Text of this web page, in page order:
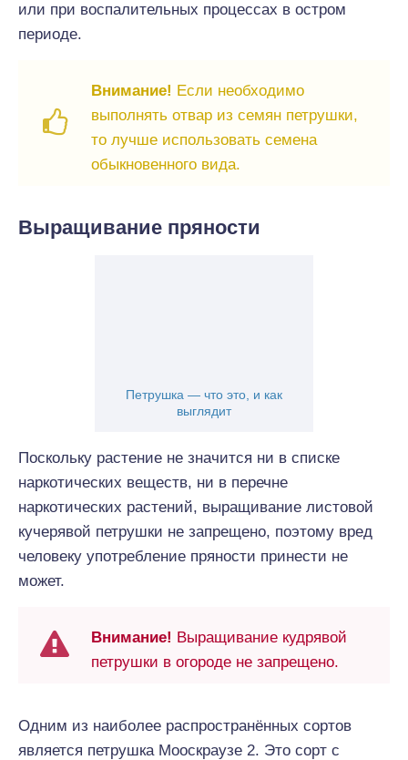
или при воспалительных процессах в остром
периоде.
Внимание! Если необходимо
выполнять отвар из семян петрушки,
то лучше использовать семена
обыкновенного вида.
Выращивание пряности
Петрушка — что это, и как
выглядит
Поскольку растение не значится ни в списке
наркотических веществ, ни в перечне
наркотических растений, выращивание листовой
кучерявой петрушки не запрещено, поэтому вред
человеку употребление пряности принести не
может.
Внимание! Выращивание кудрявой
петрушки в огороде не запрещено.
Одним из наиболее распространённых сортов
является петрушка Мооскраузе 2. Это сорт с